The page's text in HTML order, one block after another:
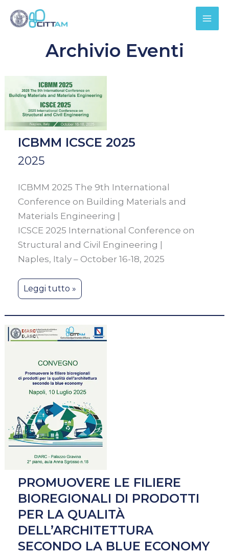
Archivio Eventi
ICBMM ICSCE 2025
2025
ICBMM 2025 The 9th International
Conference on Building Materials and
Materials Engineering |
ICSCE 2025 International Conference on
Structural and Civil Engineering |
Naples, Italy – October 16-18, 2025
ICBMM
ICSCE
2025
Leggi tutto »
PROMUOVERE LE FILIERE
BIOREGIONALI DI PRODOTTI
PER LA QUALITÀ
DELL’ARCHITETTURA
SECONDO LA BLUE ECONOMY
PROMUOVERE
FILIERE
BIOREGIONALI
DI
PRODOTTI
PER
LA
QUALITÀ
DELL’ARCHITETTURA
LA
BLUE
ECONOMY